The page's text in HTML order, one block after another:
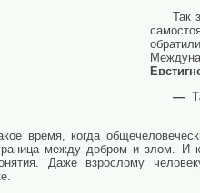
Так
—
время, когда
между добром и злом. И
Даже взрослому